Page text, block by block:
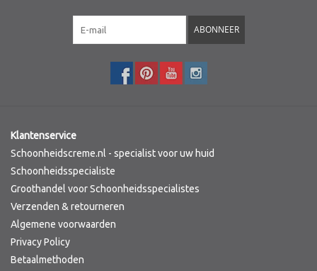
ABONNEER
Klantenservice
Schoonheidscreme.nl - specialist voor uw huid
Schoonheidsspecialiste
Groothandel voor Schoonheidsspecialistes
Verzenden & retourneren
Algemene voorwaarden
Privacy Policy
Betaalmethoden